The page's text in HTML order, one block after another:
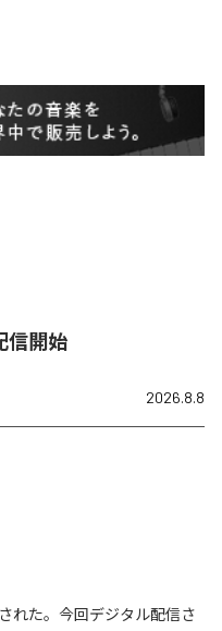
信開始
2026.8.8
れた。今回デジタル配信さ